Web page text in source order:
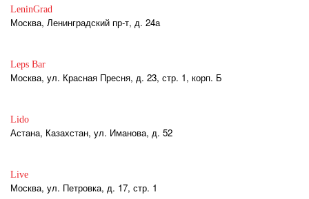
LeninGrad
Москва, Ленинградский пр-т, д. 24а
Leps Bar
Москва, ул. Красная Пресня, д. 23, стр. 1, корп. Б
Lido
Астана, Казахстан, ул. Иманова, д. 52
Live
Москва, ул. Петровка, д. 17, стр. 1